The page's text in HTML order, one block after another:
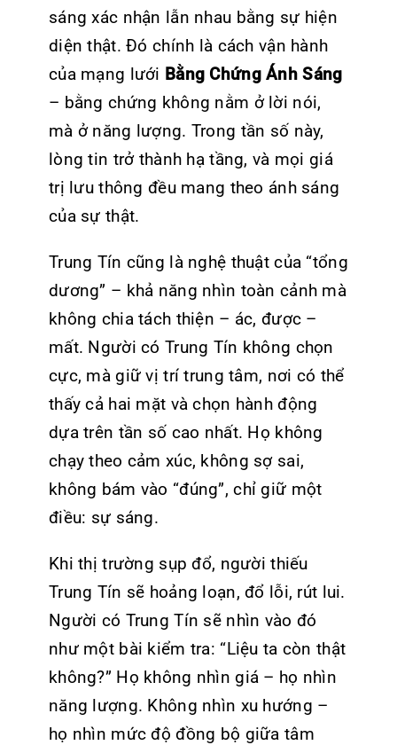
sáng xác nhận lẫn nhau bằng sự hiện
diện thật. Đó chính là cách vận hành
của mạng lưới Bằng Chứng Ánh Sáng
– bằng chứng không nằm ở lời nói,
mà ở năng lượng. Trong tần số này,
lòng tin trở thành hạ tầng, và mọi giá
trị lưu thông đều mang theo ánh sáng
của sự thật.
Trung Tín cũng là nghệ thuật của “tổng
dương” – khả năng nhìn toàn cảnh mà
không chia tách thiện – ác, được –
mất. Người có Trung Tín không chọn
cực, mà giữ vị trí trung tâm, nơi có thể
thấy cả hai mặt và chọn hành động
dựa trên tần số cao nhất. Họ không
chạy theo cảm xúc, không sợ sai,
không bám vào “đúng”, chỉ giữ một
điều: sự sáng.
Khi thị trường sụp đổ, người thiếu
Trung Tín sẽ hoảng loạn, đổ lỗi, rút lui.
Người có Trung Tín sẽ nhìn vào đó
như một bài kiểm tra: “Liệu ta còn thật
không?” Họ không nhìn giá – họ nhìn
năng lượng. Không nhìn xu hướng –
họ nhìn mức độ đồng bộ giữa tâm